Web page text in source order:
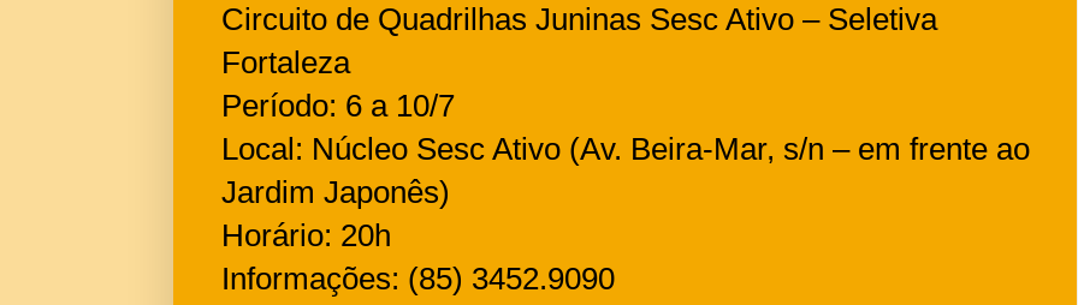
Circuito de Quadrilhas Juninas Sesc Ativo – Seletiva
Fortaleza
Período: 6 a 10/7
Local: Núcleo Sesc Ativo (Av. Beira-Mar, s/n – em frente ao
Jardim Japonês)
Horário: 20h
Informações: (85) 3452.9090